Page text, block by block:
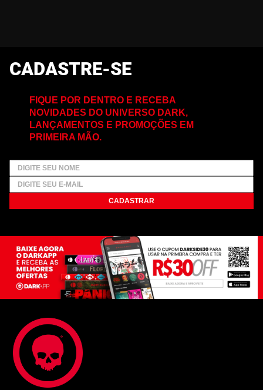
CADASTRE-SE
FIQUE POR DENTRO E RECEBA
NOVIDADES DO UNIVERSO DARK,
LANÇAMENTOS E PROMOÇÕES EM
PRIMEIRA MÃO.
CADASTRAR